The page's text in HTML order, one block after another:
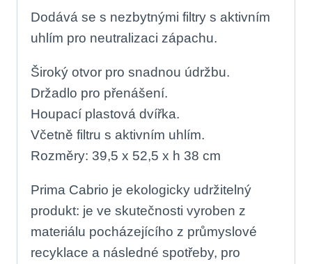
Dodává se s nezbytnými filtry s aktivním
uhlím pro neutralizaci zápachu.
Široký otvor pro snadnou údržbu.
Držadlo pro přenášení.
Houpací plastová dvířka.
Včetně filtru s aktivním uhlím.
Rozměry: 39,5 x 52,5 x h 38 cm
Prima Cabrio je ekologicky udržitelný
produkt: je ve skutečnosti vyroben z
materiálu pocházejícího z průmyslové
recyklace a následné spotřeby, pro